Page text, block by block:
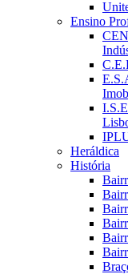
Ensino
Heráldica
História